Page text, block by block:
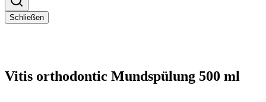
Schließen
Vitis orthodontic Mundspülung 500 ml